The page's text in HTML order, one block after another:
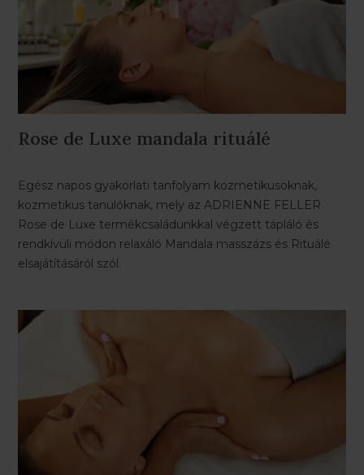
Rose de Luxe mandala rituálé
Egész napos gyakorlati tanfolyam kozmetikusoknak,
kozmetikus tanulóknak, mely az ADRIENNE FELLER
Rose de Luxe termékcsaládunkkal végzett tápláló és
rendkívüli módon relaxáló Mandala masszázs és Rituálé
elsajátításáról szól.